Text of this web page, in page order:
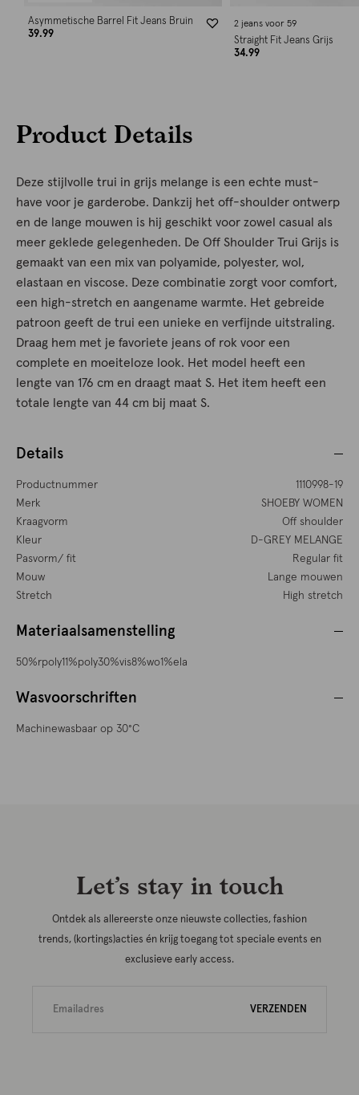
Asymmetische Barrel Fit Jeans Bruin
39.99
2 jeans voor 59
Straight Fit Jeans Grijs
34.99
Product Details
Deze stijlvolle trui in grijs melange is een echte must-
have voor je garderobe. Dankzij het off-shoulder ontwerp
en de lange mouwen is hij geschikt voor zowel casual als
meer geklede gelegenheden. De Off Shoulder Trui Grijs is
gemaakt van een mix van polyamide, polyester, wol,
elastaan en viscose. Deze combinatie zorgt voor comfort,
een high-stretch en aangename warmte. Het gebreide
patroon geeft de trui een unieke en verfijnde uitstraling.
Draag hem met je favoriete jeans of rok voor een
complete en moeiteloze look. Het model heeft een
lengte van 176 cm en draagt maat S. Het item heeft een
totale lengte van 44 cm bij maat S.
Details
Productnummer
1110998-19
Merk
SHOEBY WOMEN
Kraagvorm
Off shoulder
Kleur
D-GREY MELANGE
Pasvorm/ fit
Regular fit
Mouw
Lange mouwen
Stretch
High stretch
Materiaalsamenstelling
50%rpoly11%poly30%vis8%wo1%ela
Wasvoorschriften
Machinewasbaar op 30°C
Let’s stay in touch
Ontdek als allereerste onze nieuwste collecties, fashion
trends, (kortings)acties én krijg toegang tot speciale events en
exclusieve early access.
VERZENDEN